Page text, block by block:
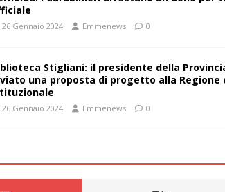
26 Gennaio 2024 Emmenews 0
Stigliani: il presidente della
una proposta di progetto alla
26 Gennaio 2024 Emmenews 0